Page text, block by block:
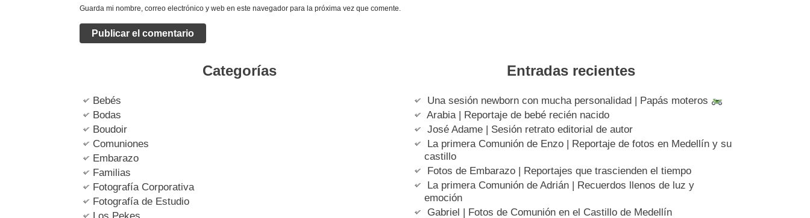
Guarda mi nombre, correo electrónico y web en este navegador para la próxima vez que comente.
Categorías
Bebés
Bodas
Boudoir
Comuniones
Embarazo
Familias
Fotografía Corporativa
Fotografía de Estudio
Entradas recientes
Una sesión newborn con mucha personalidad | Papás moteros
Arabia | Reportaje de bebé recién nacido
José Adame | Sesión retrato editorial de autor
La primera Comunión de Enzo | Reportaje de fotos en Medellín y su
castillo
Fotos de Embarazo | Reportajes que trascienden el tiempo
La primera Comunión de Adrián | Recuerdos llenos de luz y
emoción
Gabriel | Fotos de Comunión en el Castillo de Medellín